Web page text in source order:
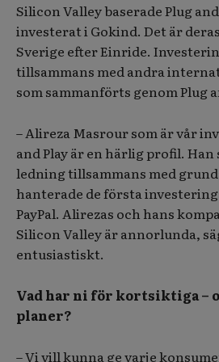
Silicon Valley baserade Plug
investerat i Gokind. Det är
Sverige efter Einride.
tillsammans med andra
som sammanförts genom Plug
– Alireza Masrour som är vår
and Play är en härlig profil.
ledning tillsammans med
hanterade de första
PayPal. Alirezas och hans
Silicon Valley är annorlunda,
entusiastiskt.
Vad har ni för kortsiktiga –
planer?
– Vi vill kunna ge varje